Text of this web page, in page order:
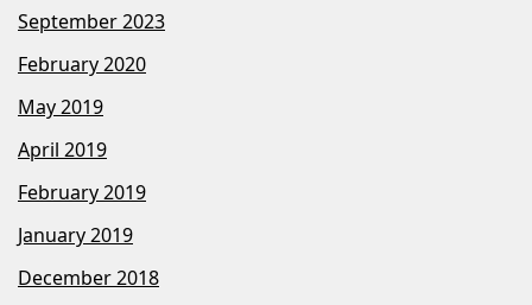
September 2023
February 2020
May 2019
April 2019
February 2019
January 2019
December 2018